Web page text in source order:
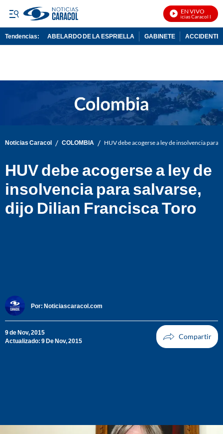
EN VIVO
Noticias Caracol En
Tendencias: ABELARDO DE LA ESPRIELLA GABINETE ACCIDENTE
Noticias Caracol / COLOMBIA / HUV debe acogerse a ley de insolvencia para
HUV debe acogerse a ley de
insolvencia para salvarse,
dijo Dilian Francisca Toro
Por: Noticiascaracol.com
9 de Nov, 2015
Actualizado: 9 De Nov, 2015